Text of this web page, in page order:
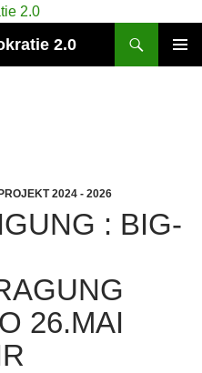
2.0
2024 - 2026
: BIG-
26.MAI